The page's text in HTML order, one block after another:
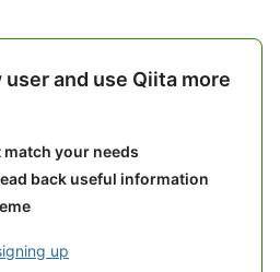
user and use Qiita more
your needs
back useful information
up